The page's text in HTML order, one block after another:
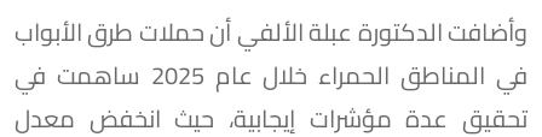
وأضافت الدكتورة عبلة الألفي أن حملات طرق الأبواب
في المناطق الحمراء خلال عام 2025 ساهمت في
تحقيق عدة مؤشرات إيجابية، حيث انخفض معدل